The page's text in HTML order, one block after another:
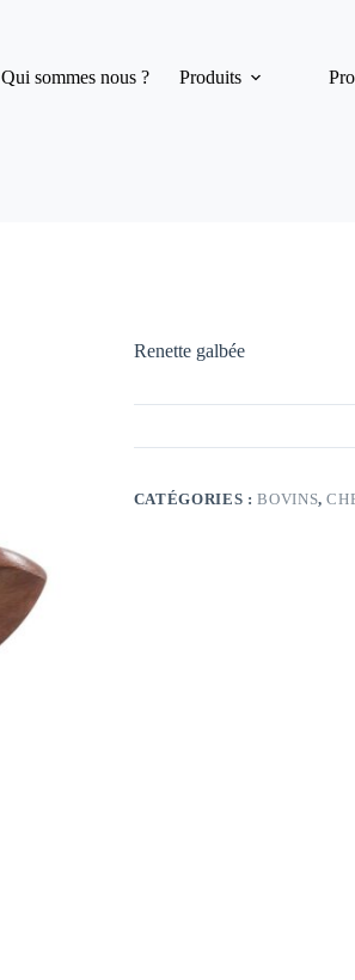
Qui sommes nous ? Produits
Renette galbée
CATÉGORIES :BOVINS,